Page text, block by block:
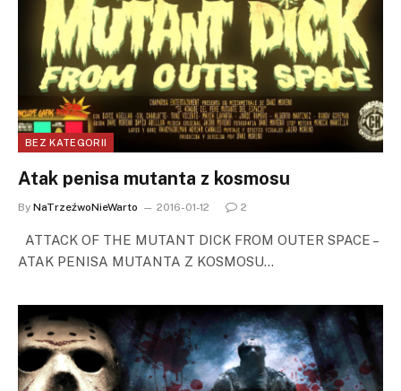
BEZ KATEGORII
Atak penisa mutanta z kosmosu
By NaTrzeźwoNieWarto 2016-01-12 2
ATTACK OF THE MUTANT DICK FROM OUTER SPACE –
ATAK PENISA MUTANTA Z KOSMOSU…